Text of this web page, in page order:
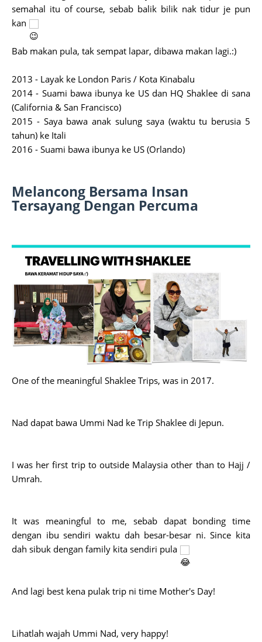
semahal itu of course, sebab balik bilik nak tidur je pun
kan
Bab makan pula, tak sempat lapar, dibawa makan lagi.:)
2013 - Layak ke London Paris / Kota Kinabalu
2014 - Suami bawa ibunya ke US dan HQ Shaklee di sana
(California & San Francisco)
2015 - Saya bawa anak sulung saya (waktu tu berusia 5
tahun) ke Itali
2016 - Suami bawa ibunya ke US (Orlando)
Melancong Bersama Insan
Tersayang Dengan Percuma
One of the meaningful Shaklee Trips, was in 2017.
Nad dapat bawa Ummi Nad ke Trip Shaklee di Jepun.
I was her first trip to outside Malaysia other than to Hajj /
Umrah.
It was meaningful to me, sebab dapat bonding time
dengan ibu sendiri waktu dah besar-besar ni. Since kita
dah sibuk dengan family kita sendiri pula
And lagi best kena pulak trip ni time Mother's Day!
Lihatlah wajah Ummi Nad, very happy!